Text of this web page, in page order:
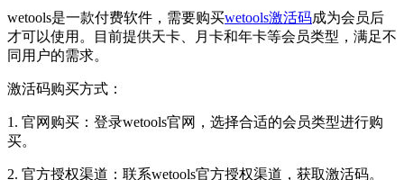
wetools是一款付费软件，需要购买wetools激活码成为会员后
才可以使用。目前提供天卡、月卡和年卡等会员类型，满足不
同用户的需求。
激活码购买方式：
1. 官网购买：登录wetools官网，选择合适的会员类型进行购
买。
2. 官方授权渠道：联系wetools官方授权渠道，获取激活码。